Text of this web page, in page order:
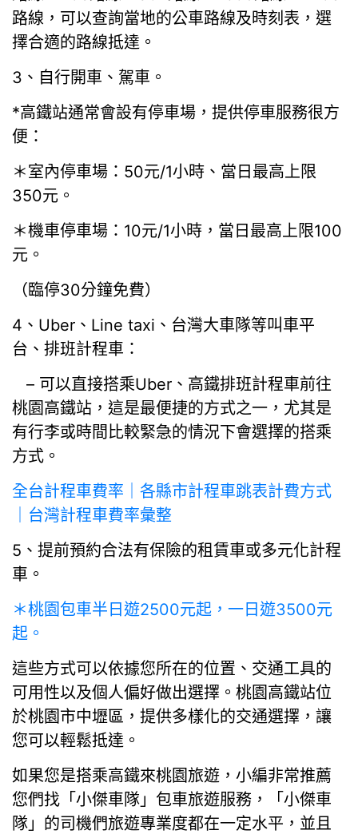
路線，可以查詢當地的公車路線及時刻表，選
擇合適的路線抵達。
3、自行開車、駕車。
*高鐵站通常會設有停車場，提供停車服務很方
便：
＊室內停車場：50元/1小時、當日最高上限
350元。
＊機車停車場：10元/1小時，當日最高上限100
元。
（臨停30分鐘免費）
4、Uber、Line taxi、台灣大車隊等叫車平
台、排班計程車：
– 可以直接搭乘Uber、高鐵排班計程車前往
桃園高鐵站，這是最便捷的方式之一，尤其是
有行李或時間比較緊急的情況下會選擇的搭乘
方式。
全台計程車費率｜各縣市計程車跳表計費方式
｜台灣計程車費率彙整
5、提前預約合法有保險的租賃車或多元化計程
車。
＊桃園包車半日遊2500元起，一日遊3500元
起。
這些方式可以依據您所在的位置、交通工具的
可用性以及個人偏好做出選擇。桃園高鐵站位
於桃園市中壢區，提供多樣化的交通選擇，讓
您可以輕鬆抵達。
如果您是搭乘高鐵來桃園旅遊，小編非常推薦
您們找「小傑車隊」包車旅遊服務，「小傑車
隊」的司機們旅遊專業度都在一定水平，並且